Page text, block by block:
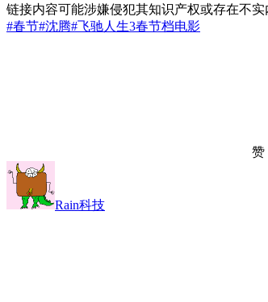
链接内容可能涉嫌侵犯其知识产权或存在不实
#春节#沈腾#飞驰人生3春节档电影
赞
Rain科技